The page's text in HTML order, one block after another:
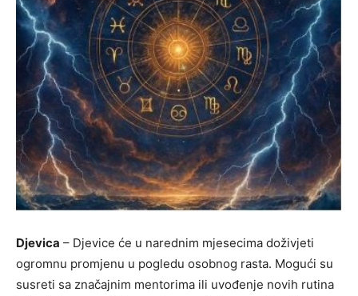
Djevica – Djevice će u narednim mjesecima doživjeti
ogromnu promjenu u pogledu osobnog rasta. Mogući su
susreti sa značajnim mentorima ili uvođenje novih rutina